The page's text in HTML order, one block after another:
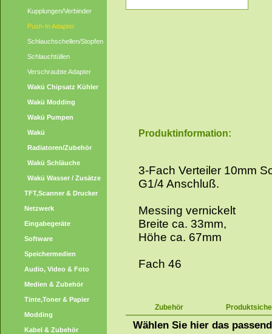
Kupplungen/Verbinder
Push-In Adapter
Schlauchschellen/Stopfen
Schlauchtüllen
Verschraubte Adapter
Wakü Chipsatz Kühler
Wakü Modding
Wakü Pumpen
Wakü
Radiatoren/Zubehör
Wakü Schläuche
Wakü Wasser / Zusätze
TFT,Scanner & Drucker
Netzwerk
Eingabegeräte
Software
Speichermedien
Audio, Video & Foto
Medien & Zubehör
Tinte,Toner & Papier
Modding
Kabel & Zubehör
Produktinformation:
3-Fach Verteiler 10mm
G1/4 Anschluß.
Messing vernickelt
Breite ca. 33mm,
Höhe ca. 67mm
Fach 46
Zubehör
Wählen Sie hier das